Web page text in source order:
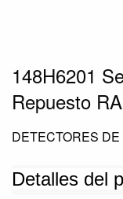
148H6201
Repuesto
DETECTORES DE
Detalles del